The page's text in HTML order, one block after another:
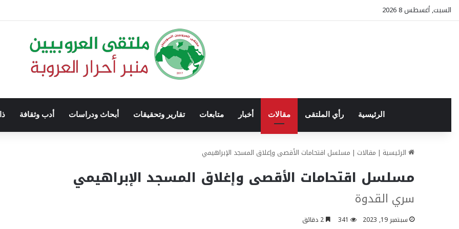
السبت, أغسطس 8 2026
الرئيسية رأي الملتقى مقالات أخبار متابعات تقارير وتحقيقات أبحاث ودراسات أدب وثقافة
الرئيسية | مقالات | مسلسل اقتحامات الأقصى وإغلاق المسجد الإبراهيمي
مسلسل اقتحامات الأقصى وإغلاق المسجد الإبراهيمي
سري القدوة
سبتمبر 19, 2023 341